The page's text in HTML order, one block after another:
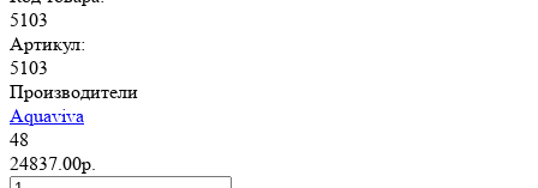
5103
Артикул:
5103
Производители
Aquaviva
48
24837.00р.